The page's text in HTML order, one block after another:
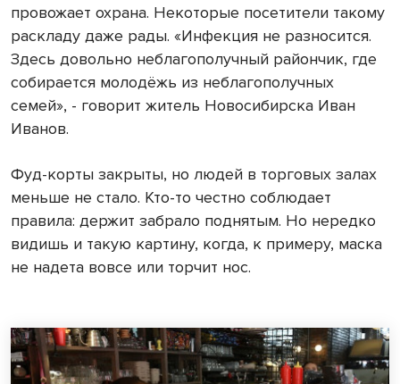
провожает охрана. Некоторые посетители такому
раскладу даже рады. «Инфекция не разносится.
Здесь довольно неблагополучный райончик, где
собирается молодёжь из неблагополучных
семей», - говорит житель Новосибирска Иван
Иванов.
Фуд-корты закрыты, но людей в торговых залах
меньше не стало. Кто-то честно соблюдает
правила: держит забрало поднятым. Но нередко
видишь и такую картину, когда, к примеру, маска
не надета вовсе или торчит нос.